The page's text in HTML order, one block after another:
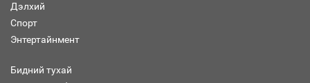
Дэлхий
Спорт
Энтертайнмент
Бидний тухай